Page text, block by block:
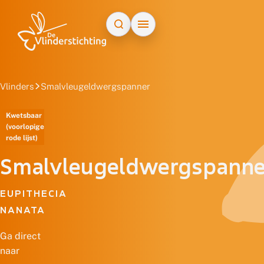
Vlinders Smalvleugeldwergspanner
Kwetsbaar
(voorlopige
rode lijst)
EUPITHECIA
NANATA
Ga direct
naar